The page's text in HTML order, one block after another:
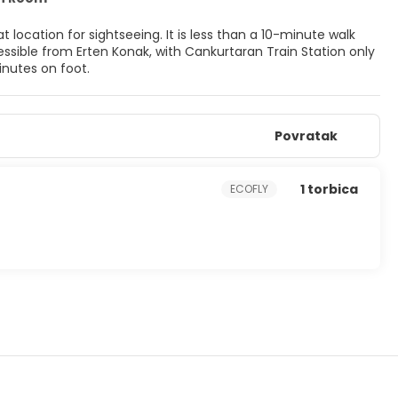
location for sightseeing. It is less than a 10-minute walk
from Erten Konak, with Cankurtaran Train Station only
on foot.
Povratak
ECOFLY 1 torbica